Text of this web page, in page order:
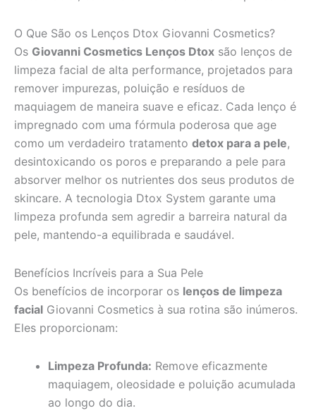
O Que São os Lenços Dtox Giovanni Cosmetics?
Os Giovanni Cosmetics Lenços Dtox são lenços de
limpeza facial de alta performance, projetados para
remover impurezas, poluição e resíduos de
maquiagem de maneira suave e eficaz. Cada lenço é
impregnado com uma fórmula poderosa que age
como um verdadeiro tratamento detox para a pele,
desintoxicando os poros e preparando a pele para
absorver melhor os nutrientes dos seus produtos de
skincare. A tecnologia Dtox System garante uma
limpeza profunda sem agredir a barreira natural da
pele, mantendo-a equilibrada e saudável.
Benefícios Incríveis para a Sua Pele
Os benefícios de incorporar os lenços de limpeza
facial Giovanni Cosmetics à sua rotina são inúmeros.
Eles proporcionam:
Limpeza Profunda: Remove eficazmente
maquiagem, oleosidade e poluição acumulada
ao longo do dia.